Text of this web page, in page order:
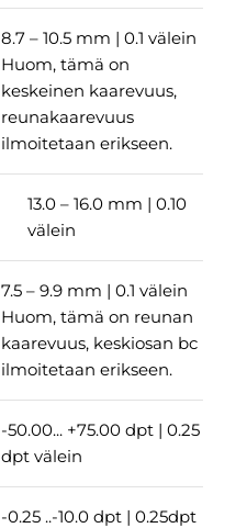
8.7 – 10.5 mm | 0.1 välein
Huom, tämä on
keskeinen kaarevuus,
reunakaarevuus
ilmoitetaan erikseen.
13.0 – 16.0 mm | 0.10
välein
7.5 – 9.9 mm | 0.1 välein
Huom, tämä on reunan
kaarevuus, keskiosan bc
ilmoitetaan erikseen.
-50.00... +75.00 dpt | 0.25
dpt välein
-0.25 ..-10.0 dpt | 0.25dpt